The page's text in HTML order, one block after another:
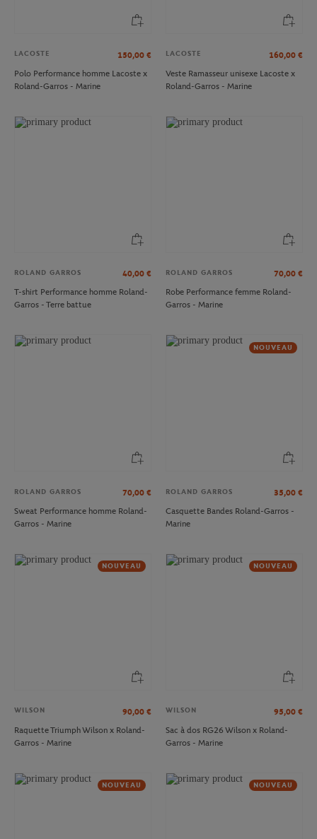
LACOSTE 150,00 €
Polo Performance homme Lacoste x
Roland-Garros - Marine
LACOSTE 160,00 €
Veste Ramasseur unisexe Lacoste x
Roland-Garros - Marine
ROLAND GARROS 40,00 €
T-shirt Performance homme Roland-
Garros - Terre battue
ROLAND GARROS 70,00 €
Robe Performance femme Roland-
Garros - Marine
ROLAND GARROS 70,00 €
Sweat Performance homme Roland-
Garros - Marine
NOUVEAU
ROLAND GARROS 35,00 €
Casquette Bandes Roland-Garros -
Marine
NOUVEAU
WILSON 90,00 €
Raquette Triumph Wilson x Roland-
Garros - Marine
NOUVEAU
WILSON 95,00 €
Sac à dos RG26 Wilson x Roland-
Garros - Marine
NOUVEAU NOUVEAU